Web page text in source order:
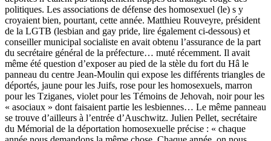
politiques. Les associations de défense des homosexuel (le) s y
croyaient bien, pourtant, cette année. Matthieu Rouveyre, président
de la LGTB (lesbian and gay pride, lire également ci-dessous) et
conseiller municipal socialiste en avait obtenu l’assurance de la part
du secrétaire général de la préfecture… muté récemment. Il avait
même été question d’exposer au pied de la stèle du fort du Hâ le
panneau du centre Jean-Moulin qui expose les différents triangles de
déportés, jaune pour les Juifs, rose pour les homosexuels, marron
pour les Tziganes, violet pour les Témoins de Jehovah, noir pour les
« asociaux » dont faisaient partie les lesbiennes… Le même panneau
se trouve d’ailleurs à l’entrée d’Auschwitz. Julien Pellet, secrétaire
du Mémorial de la déportation homosexuelle précise : « chaque